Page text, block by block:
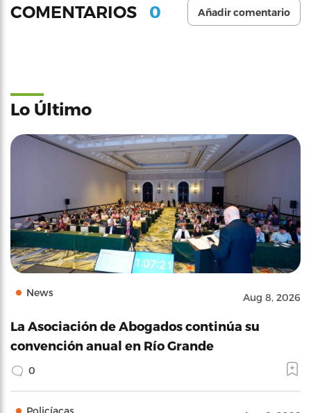
COMENTARIOS 0 Añadir comentario
Lo Último
News Aug 8, 2026
La Asociación de Abogados continúa su
convención anual en Río Grande
0
Policíacas